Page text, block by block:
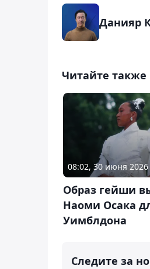
Данияр
Читайте также
08:02, 30 июня 2026
Образ гейши
Наоми Осака
Уимблдона
Следите за